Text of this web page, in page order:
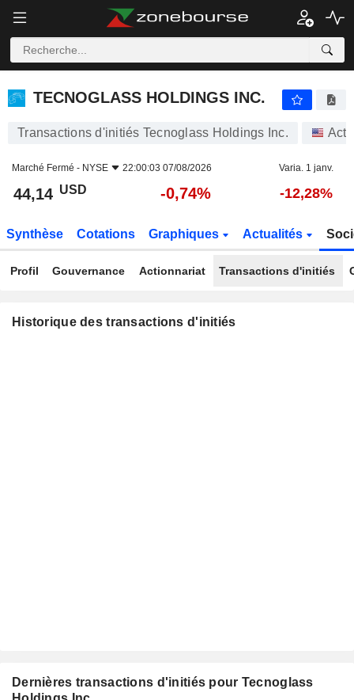
TECNOGLASS HOLDINGS INC.
TECNOGLASS HOLDINGS INC.
Transactions d'initiés Tecnoglass Holdings Inc.
Marché Fermé - NYSE 22:00:03 07/08/2026 Varia. 1 janv.
44,14 USD -0,74% -12,28%
Synthèse Cotations Graphiques Actualités
Profil Gouvernance Actionnariat Transactions d'initiés
Historique des transactions d'initiés
Dernières transactions d'initiés pour Tecnoglass